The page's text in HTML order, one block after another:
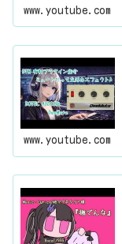
www.youtube.com
www.youtube.com